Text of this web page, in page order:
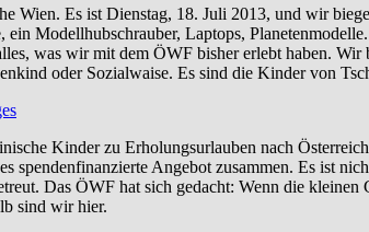
Wien. Es ist Dienstag, 18. Juli 2013, und wir
Modellhubschrauber, Laptops,
was wir mit dem ÖWF bisher erlebt haben.
oder Sozialwaise. Es sind die Kinder von
Kinder zu Erholungsurlauben nach
spendenfinanzierte Angebot zusammen. Es ist
Das ÖWF hat sich gedacht: Wenn die
sind wir hier.